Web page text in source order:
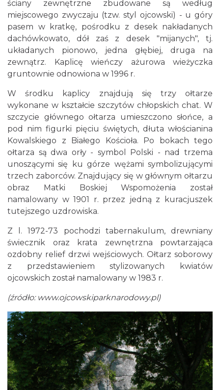
ściany zewnętrzne zbudowane są według
miejscowego zwyczaju (tzw. styl ojcowski) - u góry
pasem w kratkę, pośrodku z desek nakładanych
dachówkowato, dół zaś z desek "mijanych", tj.
układanych pionowo, jedna głębiej, druga na
zewnątrz. Kaplicę wieńczy ażurowa wieżyczka
gruntownie odnowiona w 1996 r.
W środku kaplicy znajdują się trzy ołtarze
wykonane w kształcie szczytów chłopskich chat. W
szczycie głównego ołtarza umieszczono słońce, a
pod nim figurki pięciu świętych, dłuta włościanina
Kowalskiego z Białego Kościoła. Po bokach tego
ołtarza są dwa orły - symbol Polski - nad trzema
unoszącymi się ku górze wężami symbolizującymi
trzech zaborców. Znajdujący się w głównym ołtarzu
obraz Matki Boskiej Wspomożenia został
namalowany w 1901 r. przez jedną z kuracjuszek
tutejszego uzdrowiska.
Z l. 1972-73 pochodzi tabernakulum, drewniany
świecznik oraz krata zewnętrzna powtarzająca
ozdobny relief drzwi wejściowych. Ołtarz soborowy
z przedstawieniem stylizowanych kwiatów
ojcowskich został namalowany w 1983 r.
(źródło: www.ojcowskiparknarodowy.pl)